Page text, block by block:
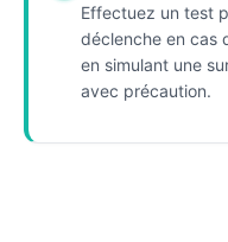
Effectuez un test
déclenche en cas
en simulant une
avec précaution.